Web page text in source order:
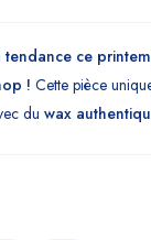
ce
! Cette pièce
du wax